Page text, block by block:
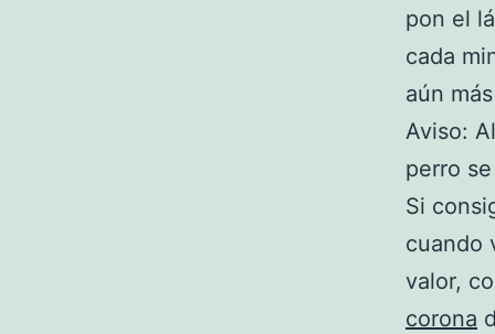
pon el
cada
aún
Aviso:
perro
Si
cuando
valor,
corona